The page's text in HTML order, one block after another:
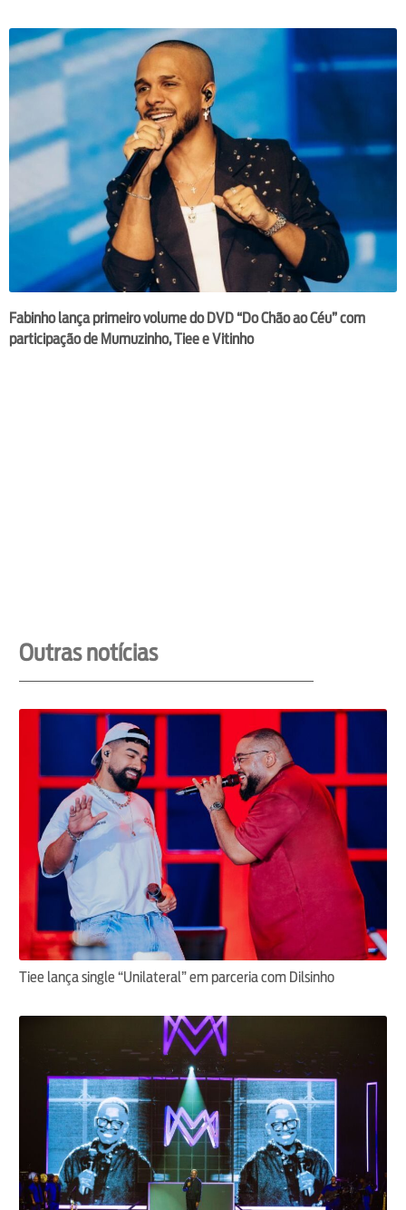
Fabinho lança primeiro volume do DVD “Do Chão ao Céu” com
participação de Mumuzinho, Tiee e Vitinho
Outras notícias
Tiee lança single “Unilateral” em parceria com Dilsinho